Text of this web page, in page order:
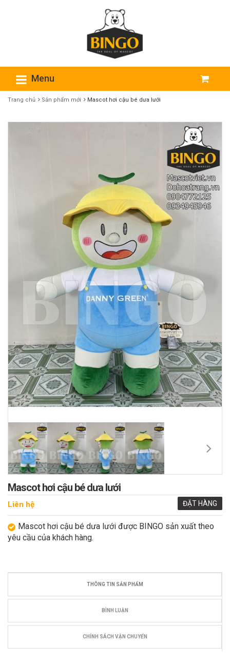
Menu
Trang chủ Sản phẩm mới Mascot hơi cậu bé dưa lưới
Mascot hơi cậu bé dưa lưới
ĐẶT HÀNG
Liên hệ
Mascot hơi cậu bé dưa lưới được BINGO sản xuất theo
yêu cầu của khách hàng.
THÔNG TIN SẢN PHẨM
BÌNH LUẬN
CHÍNH SÁCH VẬN CHUYỂN